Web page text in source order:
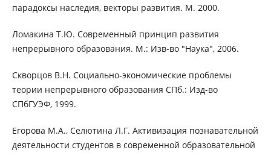
парадоксы наследия, векторы развития. М. 2000.
Ломакина Т.Ю. Современный принцип развития
непрерывного образования. М.: Изв-во "Наука", 2006.
Скворцов В.Н. Социально-экономические проблемы
теории непрерывного образования СПб.: Изд-во
СПбГУЭФ, 1999.
Егорова М.А., Селютина Л.Г. Активизация познавательной
деятельности студентов в современной образовательной